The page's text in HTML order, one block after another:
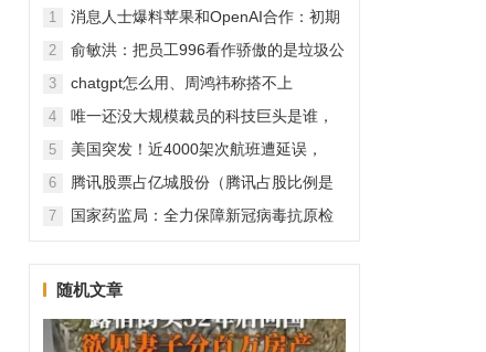
警方已介入调查
1
消息人士爆料苹果和OpenAI合作：初期
无现金交易、未来探索分成佣金
2
俞敏洪：把员工996看作骄傲的是垃圾公
司，建议24节气都放假
3
chatgpt怎么用、周鸿祎称搭不上
ChatGPT企业会被淘汰
4
唯一还没大规模裁员的科技巨头是谁，
苹果还能扛多久？
5
美国突发！近4000架次航班遭延误，
2000架次航班被取消
6
腾讯股票占亿城股份（腾讯占股比例是
怎样的？）
7
国家药监局：全力保障新冠病毒抗原检
随机文章